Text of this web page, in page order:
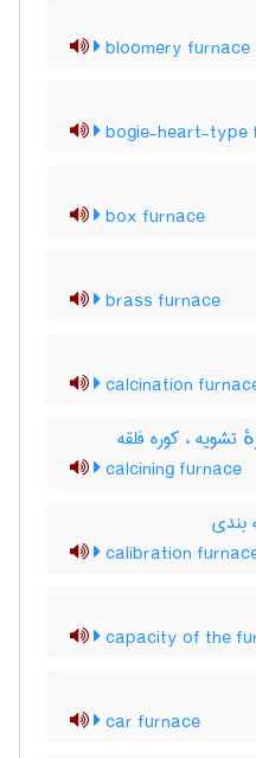
bloomery furnace
bogie-heart-type
box furnace
brass furnace
calcination
تشویه ، کوره فلقه
calcining furnace
بندی
calibration
capacity of the
car furnace